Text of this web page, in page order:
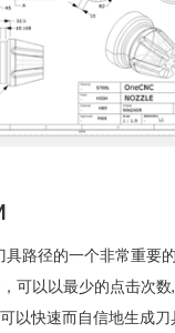
具路径的一个非常重要
可以以最少的点击次
以快速而自信地生成